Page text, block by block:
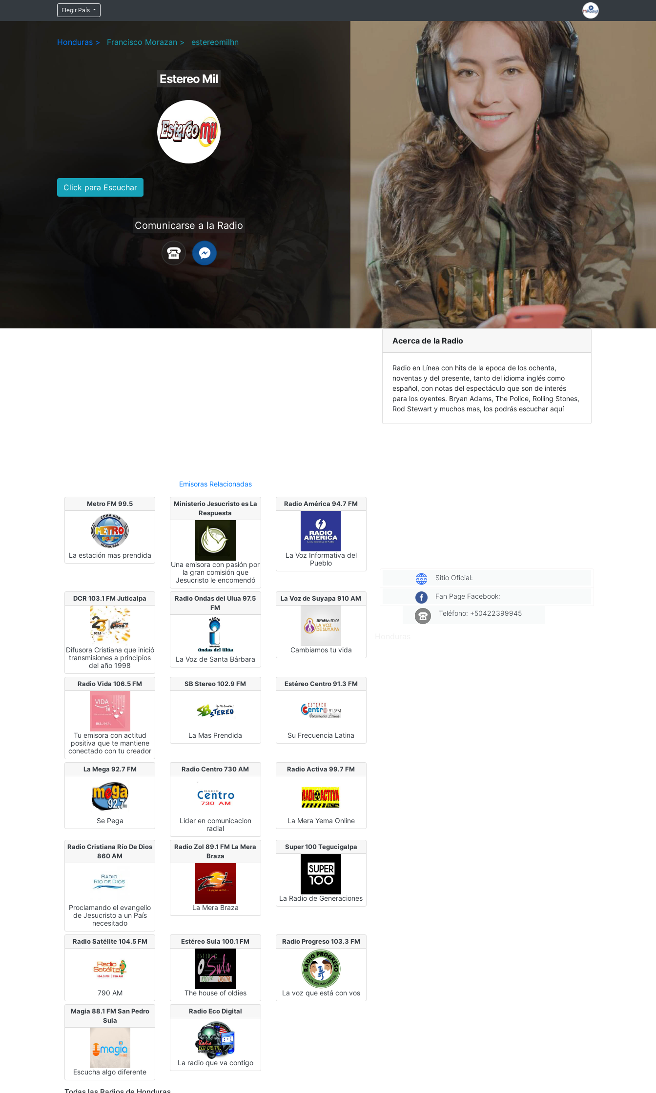
Elegir País
Honduras > Francisco Morazan > estereomilhn
Estereo Mil
Comunicarse a la Radio
Emisoras Relacionadas
Metro FM 99.5
La estación mas prendida
Ministerio Jesucristo es La
Respuesta
Una emisora con pasión por
la gran comisión que
Jesucristo le encomendó
Radio América 94.7 FM
La Voz Informativa del
Pueblo
DCR 103.1 FM Juticalpa
Difusora Cristiana que inició
transmisiones a principios
del año 1998
Radio Ondas del Ulua 97.5
FM
La Voz de Santa Bárbara
La Voz de Suyapa 910 AM
Cambiamos tu vida
Radio Vida 106.5 FM
Tu emisora con actitud
positiva que te mantiene
conectado con tu creador
SB Stereo 102.9 FM
La Mas Prendida
Estéreo Centro 91.3 FM
Su Frecuencia Latina
La Mega 92.7 FM
Se Pega
Radio Centro 730 AM
Líder en comunicacion
radial
Radio Activa 99.7 FM
La Mera Yema Online
Radio Cristiana Río De Dios
860 AM
Proclamando el evangelio
de Jesucristo a un País
necesitado
Radio Zol 89.1 FM La Mera
Braza
La Mera Braza
Super 100 Tegucigalpa
La Radio de Generaciones
Radio Satélite 104.5 FM
790 AM
Estéreo Sula 100.1 FM
The house of oldies
Radio Progreso 103.3 FM
La voz que está con vos
Magia 88.1 FM San Pedro
Sula
Escucha algo diferente
Radio Eco Digital
La radio que va contigo
Acerca de la Radio
Radio en Línea con hits de la epoca de los ochenta,
noventas y del presente, tanto del idioma inglés como
español, con notas del espectáculo que son de interés
para los oyentes. Bryan Adams, The Police, Rolling Stones,
Rod Stewart y muchos mas, los podrás escuchar aquí
Sitio Oficial:
Fan Page Facebook:
Teléfono: +50422399945